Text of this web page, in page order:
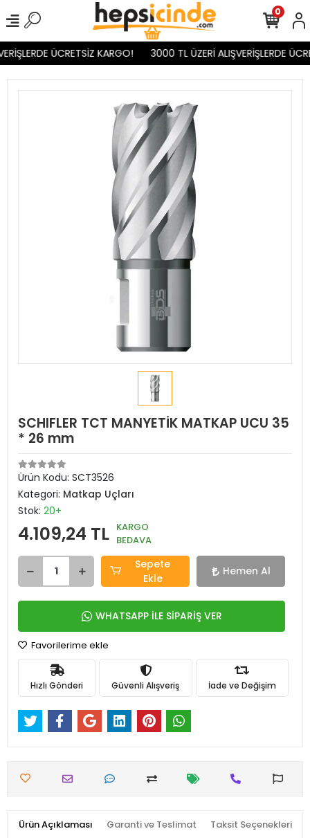
ÜCRETSİZ KARGO! 3000 TL ÜZERİ ALIŞVERİŞLERDE
0
SCHIFLER TCT MANYETİK MATKAP UCU 35
* 26 mm
Ürün Kodu: SCT3526
Kategori: Matkap Uçları
Stok: 20+
4.109,24 TL KARGO
BEDAVA
Sepete
Ekle
Hemen Al
WHATSAPP İLE SİPARİŞ VER
Favorilerime ekle
Hızlı Gönderi Güvenli Alışveriş İade ve Değişim
Ürün Açıklaması Garanti ve Teslimat Taksit Seçenekleri